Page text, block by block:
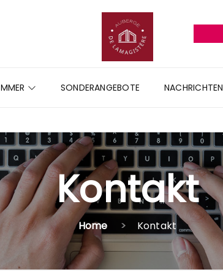
SONDERANGEBOTE NACHRICHTEN
Kontakt
Home Kontakt